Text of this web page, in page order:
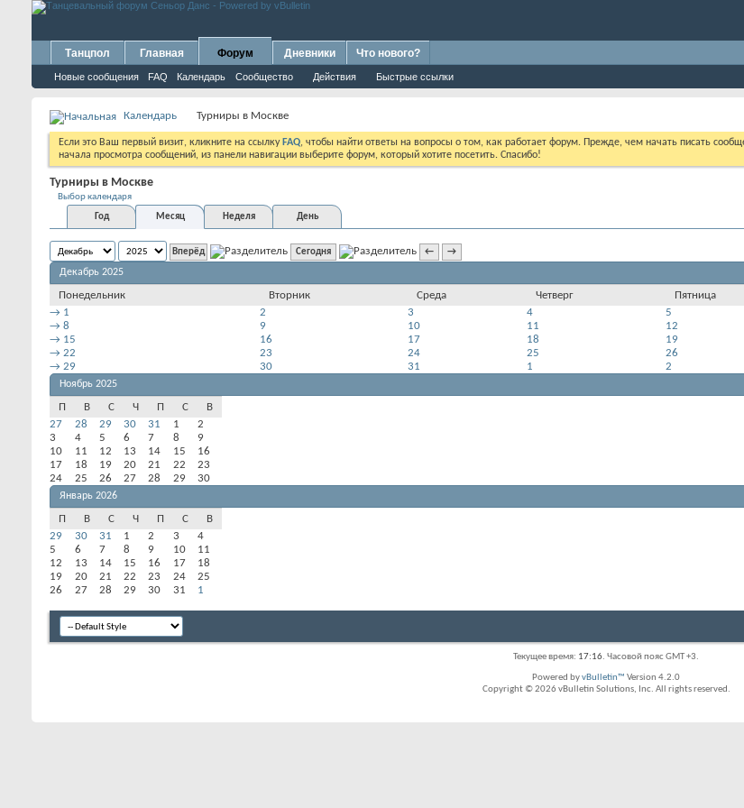
Танцпол Главная Форум
Новые сообщения FAQ Календарь Сообщество Действия Быстрые ссылки
Дневники Что нового?
Календарь Турниры в Москве
Если это Ваш первый визит, кликните на ссылку FAQ, чтобы найти ответы на вопросы о том, как работает форум. Прежде, чем начать писать
начала просмотра сообщений, из панели навигации выберите форум, который хотите посетить. Спасибо!
Турниры в Москве
Выбор календаря
Год
Месяц Неделя День
Сегодня ← →
Декабрь 2025
Понедельник Вторник Среда Четверг Пятница
→ 1 2 3 4 5
→ 8 9 10 11 12
→ 15 16 17 18 19
→ 22 23 24 25 26
→ 29 30 31 1 2
Ноябрь 2025
П В С Ч П С
В
27
28 29 30 31 1
2
3
4 5 6 7 8
9
10
11 12 13 14 15
16
17
18 19 20 21 22
23
24
25 26 27 28 29 30
Январь 2026
П В С Ч П С
В
29
30 31 1 2 3
4
5
6 7 8 9 10
11
12
13 14 15 16 17
18
19
20 21 22 23 24
25
26
27 28 29 30 31 1
Текущее время: 17:16. Часовой пояс GMT +3.
Powered byvBulletin™ Version 4.2.0
Copyright © 2026 vBulletin Solutions, Inc. All rights reserved.